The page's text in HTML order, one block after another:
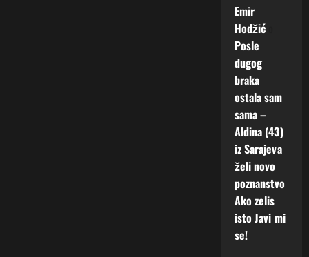
Emir
Hodžić
Posle
dugog
braka
ostala sam
sama –
Aldina (43)
iz Sarajeva
želi novo
poznanstvo
Ako zelis
isto Javi mi
se!